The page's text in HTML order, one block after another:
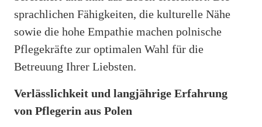
sprachlichen Fähigkeiten, die kulturelle Nähe
sowie die hohe Empathie machen polnische
Pflegekräfte zur optimalen Wahl für die
Betreuung Ihrer Liebsten.
Verlässlichkeit und langjährige Erfahrung
von Pflegerin aus Polen